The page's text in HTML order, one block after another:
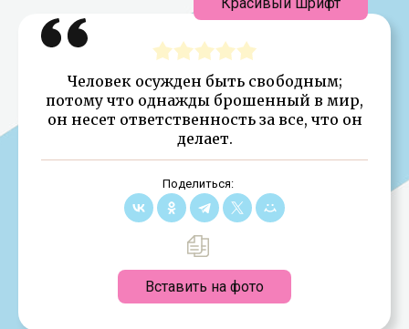
Человек осужден быть свободным;
потому что однажды брошенный в мир,
он несет ответственность за все, что он
делает.
Поделиться:
Вставить на фото